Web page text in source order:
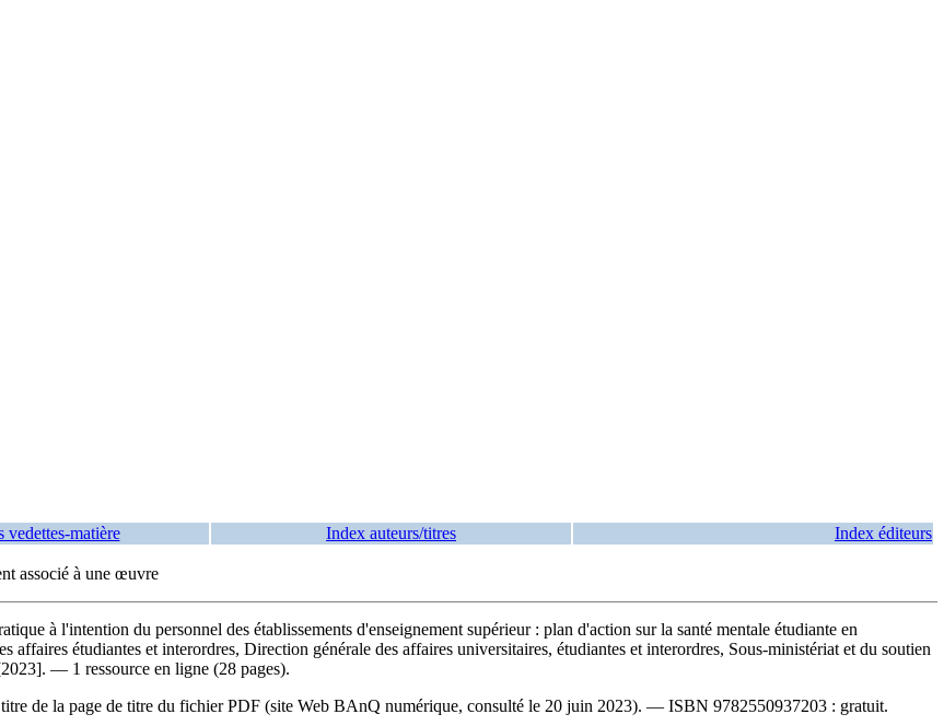
vedettes-matière Index auteurs/titres Index éditeurs
associé à une œuvre
à l'intention du personnel des établissements d'enseignement supérieur : plan d'action sur la santé mentale étudiante en
affaires étudiantes et interordres, Direction générale des affaires universitaires, étudiantes et interordres, Sous-ministériat et du soutien
— 1 ressource en ligne (28 pages).
de la page de titre du fichier PDF (site Web BAnQ numérique, consulté le 20 juin 2023). — ISBN 9782550937203 : gratuit.